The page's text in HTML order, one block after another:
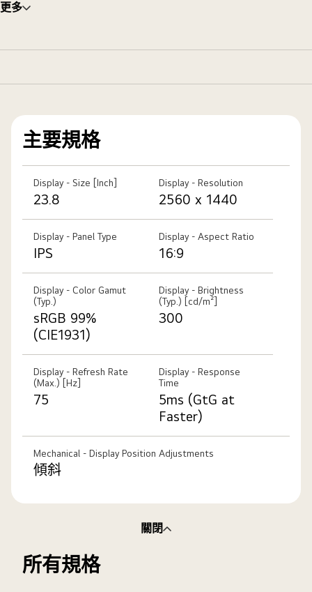
更多
主要規格
Display - Size [Inch]
23.8
Display - Resolution
2560 x 1440
Display - Panel Type
IPS
Display - Aspect Ratio
16:9
Display - Color Gamut
(Typ.)
sRGB 99%
(CIE1931)
Display - Brightness
(Typ.) [cd/m²]
300
Display - Refresh Rate
(Max.) [Hz]
75
Display - Response
Time
5ms (GtG at
Faster)
Mechanical - Display Position Adjustments
傾斜
關閉
所有規格